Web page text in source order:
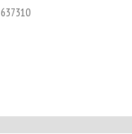
637310